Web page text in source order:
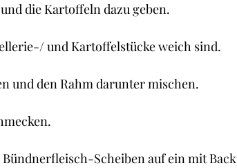
die Kartoffeln dazu geben.
und Kartoffelstücke weich sind.
und den Rahm darunter mischen.
Scheiben auf ein mit